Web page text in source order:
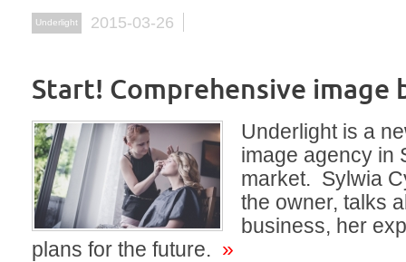
Underlight 2015-03-26
Start! Comprehensive image
Underlight is a
image agency in
market. Sylwia
the owner, talks
business, her
plans for the future. »